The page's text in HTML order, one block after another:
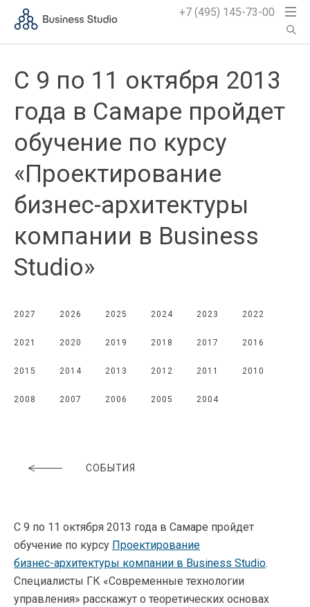
+7 (495) 145-73-00
С 9 по 11 октября 2013
года в Самаре пройдет
обучение по курсу
«Проектирование
бизнес-архитектуры
компании в Business
Studio»
2027 2026 2025 2024 2023 2022
2021 2020 2019 2018 2017 2016
2015 2014 2013 2012 2011 2010
2008 2007 2006 2005 2004
СОБЫТИЯ
С 9 по 11 октября 2013 года в Самаре пройдет
обучение по курсу Проектирование
бизнес-архитектуры компании в Business Studio.
Специалисты ГК «Современные технологии
управления» расскажут о теоретических основах